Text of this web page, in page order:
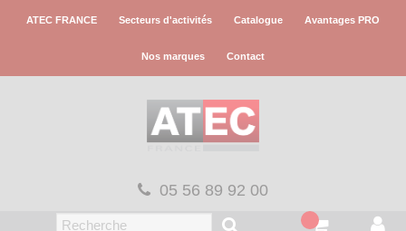
ATEC FRANCE Secteurs d'activités Catalogue Avantages PRO
Nos marques Contact
05 56 89 92 00